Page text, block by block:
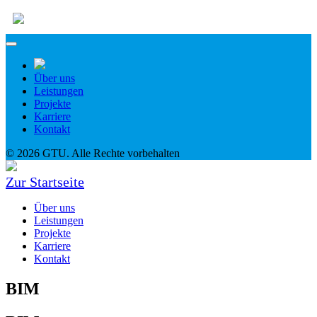
Über uns
Leistungen
Projekte
Karriere
Kontakt
© 2026 GTU. Alle Rechte vorbehalten
Zur Startseite
Über uns
Leistungen
Projekte
Karriere
Kontakt
BIM